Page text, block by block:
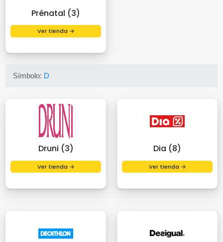
Prénatal (3)
Ver tienda →
Símbolo: D
Druni (3)
Ver tienda →
Dia (8)
Ver tienda →